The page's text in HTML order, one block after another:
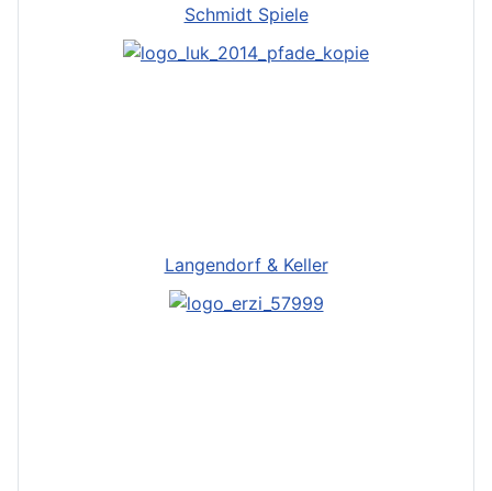
Schmidt Spiele
Langendorf & Keller